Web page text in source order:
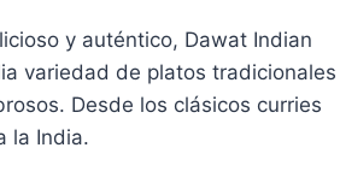
y auténtico, Dawat Indian
variedad de platos tradicionales
Desde los clásicos curries
la India.